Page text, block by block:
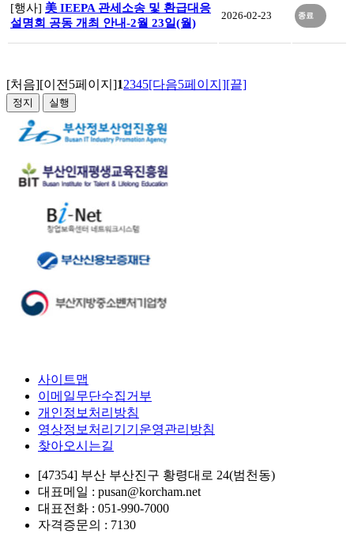
[행사] 美 IEEPA 관세소송 및 환급대응
설명회 공동 개최 안내-2월 23일(월)
2026-02-23 종료
[처음][이전5페이지]12345[다음5페이지][끝]
정지 실행
사이트맵
이메일무단수집거부
개인정보처리방침
영상정보처리기기운영관리방침
찾아오시는길
[47354] 부산 부산진구 황령대로 24(범천동)
대표메일 : pusan@korcham.net
대표전화 : 051-990-7000
자격증문의 : 7130